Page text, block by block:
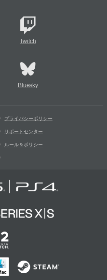
Twitch
Bluesky
プライバシーポリシー
サポートセンター
ルール＆ポリシー